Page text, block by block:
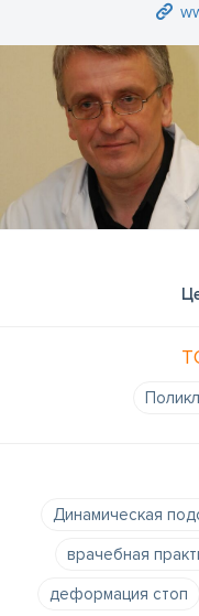
Динамическая
врачебная
деформация стоп